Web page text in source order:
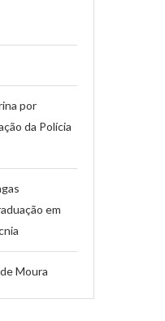
por
da Polícia
em
Moura